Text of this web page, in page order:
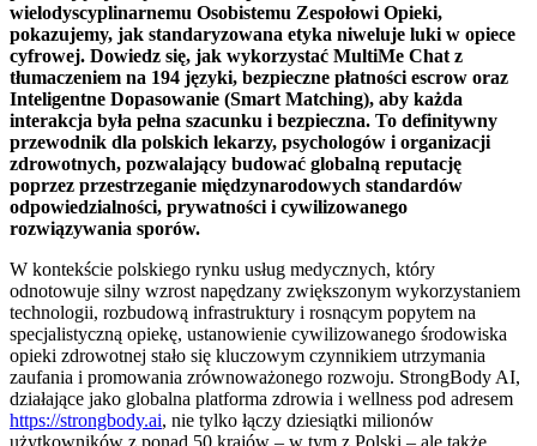
wielodyscyplinarnemu Osobistemu Zespołowi Opieki,
pokazujemy, jak standaryzowana etyka niweluje luki w opiece
cyfrowej. Dowiedz się, jak wykorzystać MultiMe Chat z
tłumaczeniem na 194 języki, bezpieczne płatności escrow oraz
Inteligentne Dopasowanie (Smart Matching), aby każda
interakcja była pełna szacunku i bezpieczna. To definitywny
przewodnik dla polskich lekarzy, psychologów i organizacji
zdrowotnych, pozwalający budować globalną reputację
poprzez przestrzeganie międzynarodowych standardów
odpowiedzialności, prywatności i cywilizowanego
rozwiązywania sporów.
W kontekście polskiego rynku usług medycznych, który
odnotowuje silny wzrost napędzany zwiększonym wykorzystaniem
technologii, rozbudową infrastruktury i rosnącym popytem na
specjalistyczną opiekę, ustanowienie cywilizowanego środowiska
opieki zdrowotnej stało się kluczowym czynnikiem utrzymania
zaufania i promowania zrównoważonego rozwoju. StrongBody AI,
działające jako globalna platforma zdrowia i wellness pod adresem
https://strongbody.ai, nie tylko łączy dziesiątki milionów
użytkowników z ponad 50 krajów – w tym z Polski – ale także